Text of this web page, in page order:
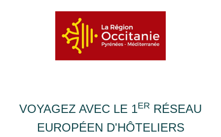
VOYAGEZ AVEC LE 1ER RÉSEAU
EUROPÉEN D'HÔTELIERS